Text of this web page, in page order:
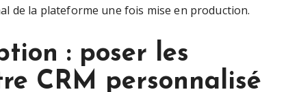
de la plateforme une fois mise en production.
: poser les
CRM personnalisé